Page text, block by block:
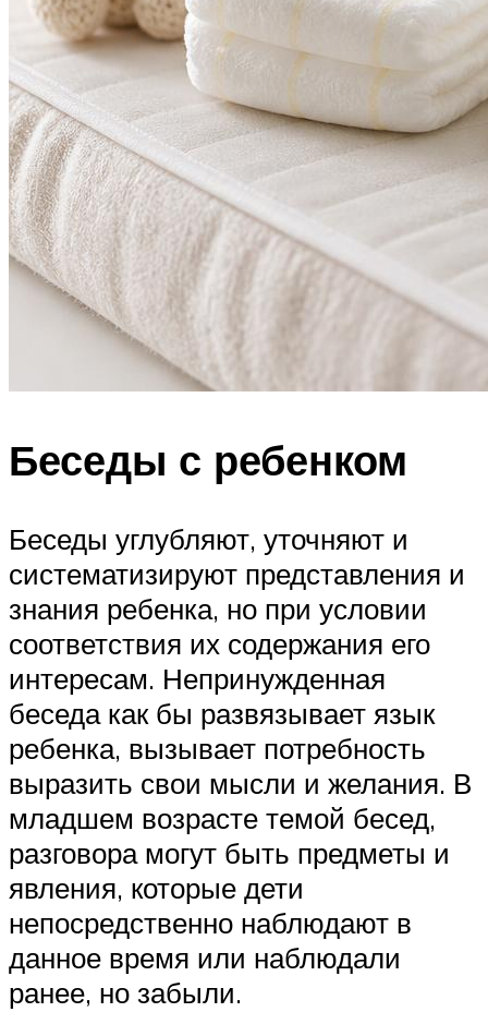
Беседы с ребенком
Беседы углубляют, уточняют и
систематизируют представления и
знания ребенка, но при условии
соответствия их содержания его
интересам. Непринужденная
беседа как бы развязывает язык
ребенка, вызывает потребность
выразить свои мысли и желания. В
младшем возрасте темой бесед,
разговора могут быть предметы и
явления, которые дети
непосредственно наблюдают в
данное время или наблюдали
ранее, но забыли.